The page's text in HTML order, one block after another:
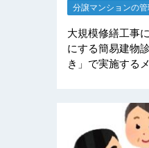
分譲マンションの
大規模修繕工事
にする簡易建物
き」で実施する